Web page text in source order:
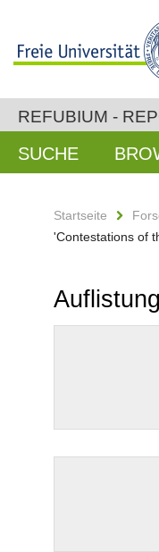
REFUBIUM -
SUCHE
Startseite
'Contestations of